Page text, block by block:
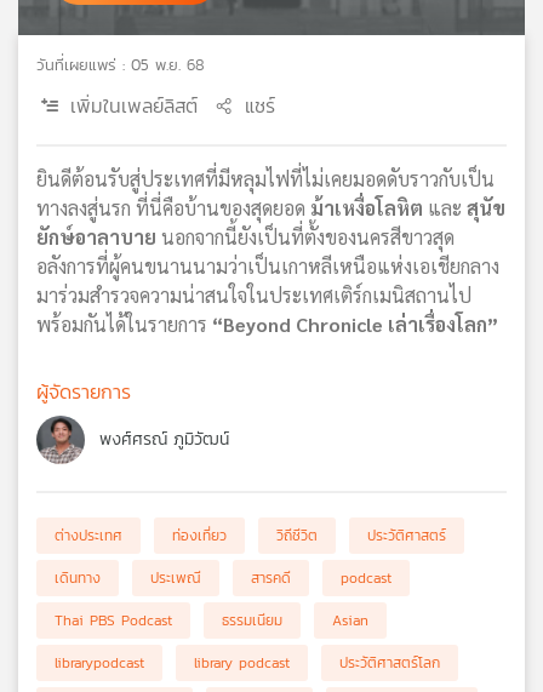
บี
เอส
วิทยุ
เครือ
ข่าย
วันที่เผยแพร่ : 05 พ.ย. 68
เพิ่มในเพลย์ลิสต์ แชร์
ยินดีต้อนรับสู่ประเทศที่มีหลุมไฟที่ไม่เคยมอดดับราวกับเป็น
ทางลงสู่นรก ที่นี่คือบ้านของสุดยอด ม้าเหงื่อโลหิต และ สุนัข
ยักษ์อาลาบาย นอกจากนี้ยังเป็นที่ตั้งของนครสีขาวสุด
อลังการที่ผู้คนขนานนามว่าเป็นเกาหลีเหนือแห่งเอเชียกลาง
มาร่วมสำรวจความน่าสนใจในประเทศเติร์กเมนิสถานไป
พร้อมกันได้ในรายการ “Beyond Chronicle เล่าเรื่องโลก”
ผู้จัดรายการ
พงศ์ศรณ์ ภูมิวัฒน์
ต่างประเทศ ท่องเที่ยว วิถีชีวิต
ประวัติศาสตร์
เดินทาง
ประเพณี สารคดี
podcast
Thai PBS Podcast
ธรรมเนียม
Asian
librarypodcast
library podcast
ประวัติศาสตร์โลก